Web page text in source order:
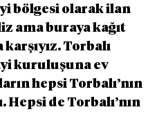
bölgesi olarak ilan
ama buraya kağıt
Torbalı
kuruluşuna ev
hepsi Torbalı’nın
Hepsi de Torbalı’nın